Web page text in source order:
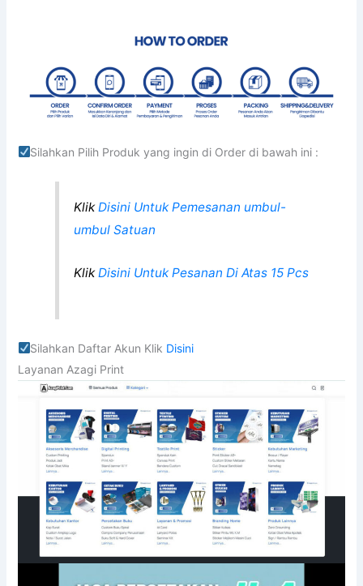
Silahkan Pilih Produk yang ingin di Order di bawah ini :
KlikDisini Untuk Pemesanan umbul-
umbul Satuan
KlikDisini Untuk Pesanan Di Atas 15 Pcs
Silahkan Daftar Akun Klik Disini
Layanan Azagi Print